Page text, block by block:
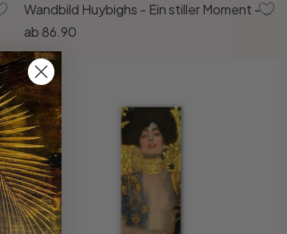
Wandbild Huybighs - Ein stiller Moment - Panorama
ab 86.90